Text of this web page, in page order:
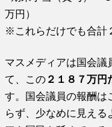
万円）
※これらだけでも合計
マスメディアは国会議
て、この ２１８７万円
す。国会議員の報酬は
らず、少なめに見える